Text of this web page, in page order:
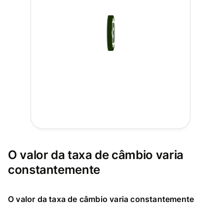
O valor da taxa de câmbio varia
constantemente
O valor da taxa de câmbio varia constantemente